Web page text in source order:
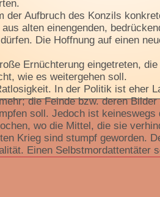
der Aufbruch des Konzils
alten einengenden,
Die Hoffnung auf einen
Ernüchterung eingetreten,
wie es weitergehen soll.
In der Politik ist eher
die Feinde bzw. deren
soll. Jedoch ist
wo die Mittel, die sie
Krieg sind stumpf geworden.
Einen Selbstmordattentäter
des Westens sind ratlos